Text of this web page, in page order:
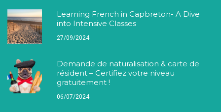
Learning French in Capbreton- A Dive
into Intensive Classes
27/09/2024
Demande de naturalisation & carte de
résident – Certifiez votre niveau
gratuitement !
06/07/2024